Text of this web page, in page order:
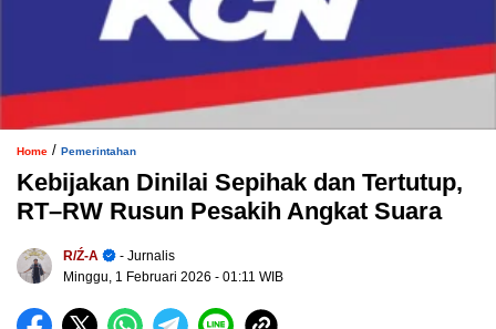
Home / Pemerintahan
Kebijakan Dinilai Sepihak dan Tertutup,
RT–RW Rusun Pesakih Angkat Suara
R/ź-A
- Jurnalis
Minggu, 1 Februari 2026 - 01:11 WIB